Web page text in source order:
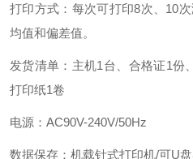
打印方式：每次可打印8次、10
均值和偏差值。
发货清单：主机1台、合格证1份
打印纸1卷
电源：AC90V-240V/50Hz
数据保存：机载针式打印机/可U